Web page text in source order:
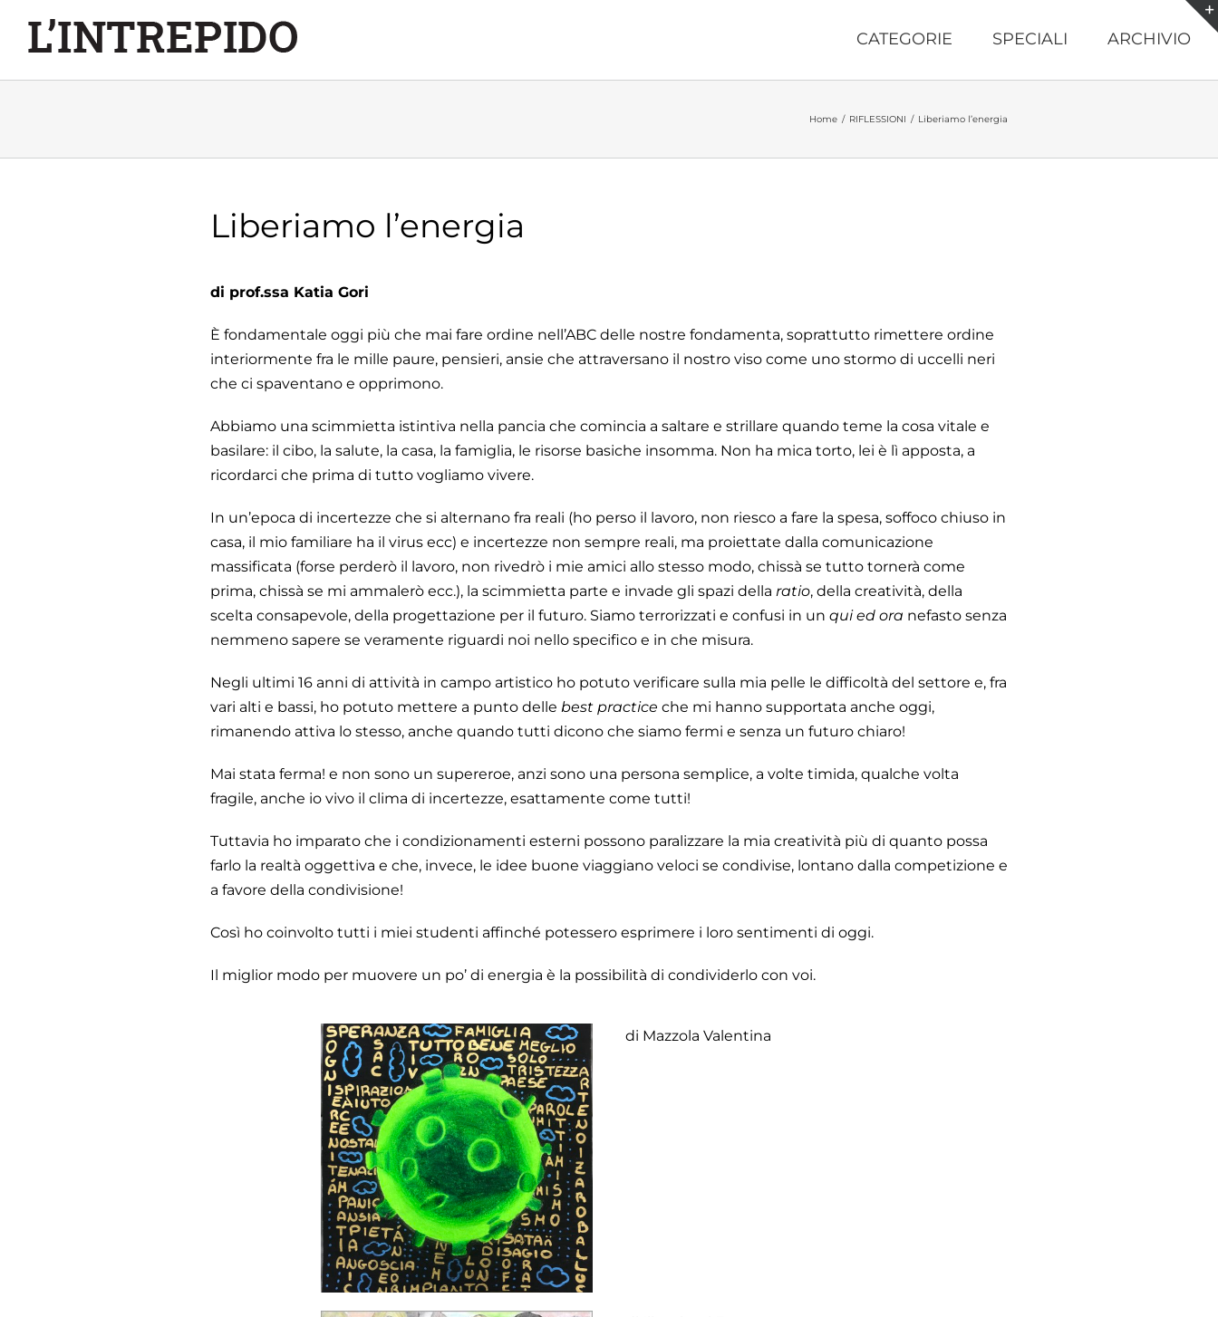
CATEGORIE SPECIALI ARCHIVIO
Home / RIFLESSIONI / Liberiamo l’energia
Liberiamo l’energia
di prof.ssa Katia Gori
È fondamentale oggi più che mai fare ordine nell’ABC delle nostre fondamenta, soprattutto rimettere ordine
interiormente fra le mille paure, pensieri, ansie che attraversano il nostro viso come uno stormo di uccelli neri
che ci spaventano e opprimono.
Abbiamo una scimmietta istintiva nella pancia che comincia a saltare e strillare quando teme la cosa vitale e
basilare: il cibo, la salute, la casa, la famiglia, le risorse basiche insomma. Non ha mica torto, lei è lì apposta, a
ricordarci che prima di tutto vogliamo vivere.
In un’epoca di incertezze che si alternano fra reali (ho perso il lavoro, non riesco a fare la spesa, soffoco chiuso in
casa, il mio familiare ha il virus ecc) e incertezze non sempre reali, ma proiettate dalla comunicazione
massificata (forse perderò il lavoro, non rivedrò i mie amici allo stesso modo, chissà se tutto tornerà come
prima, chissà se mi ammalerò ecc.), la scimmietta parte e invade gli spazi della ratio, della creatività, della
scelta consapevole, della progettazione per il futuro. Siamo terrorizzati e confusi in un qui ed ora nefasto senza
nemmeno sapere se veramente riguardi noi nello specifico e in che misura.
Negli ultimi 16 anni di attività in campo artistico ho potuto verificare sulla mia pelle le difficoltà del settore e, fra
vari alti e bassi, ho potuto mettere a punto delle best practice che mi hanno supportata anche oggi,
rimanendo attiva lo stesso, anche quando tutti dicono che siamo fermi e senza un futuro chiaro!
Mai stata ferma! e non sono un supereroe, anzi sono una persona semplice, a volte timida, qualche volta
fragile, anche io vivo il clima di incertezze, esattamente come tutti!
Tuttavia ho imparato che i condizionamenti esterni possono paralizzare la mia creatività più di quanto possa
farlo la realtà oggettiva e che, invece, le idee buone viaggiano veloci se condivise, lontano dalla competizione e
a favore della condivisione!
Così ho coinvolto tutti i miei studenti affinché potessero esprimere i loro sentimenti di oggi.
Il miglior modo per muovere un po’ di energia è la possibilità di condividerlo con voi.
di Mazzola Valentina